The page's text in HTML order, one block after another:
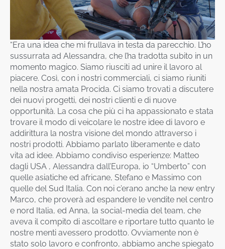
“Era una idea che mi frullava in testa da parecchio. L’ho
sussurrata ad Alessandra, che l’ha tradotta subito in un
momento magico. Siamo riusciti ad unire il lavoro al
piacere. Così, con i nostri commerciali, ci siamo riuniti
nella nostra amata Procida. Ci siamo trovati a discutere
dei nuovi progetti, dei nostri clienti e di nuove
opportunità. La cosa che più ci ha appassionato e stata
trovare il modo di veicolare le nostre idee di lavoro e
addirittura la nostra visione del mondo attraverso i
nostri prodotti. Abbiamo parlato liberamente e dato
vita ad idee. Abbiamo condiviso esperienze: Matteo
dagli USA , Alessandra dall’Europa, io “Umberto” con
quelle asiatiche ed africane, Stefano e Massimo con
quelle del Sud Italia. Con noi c’erano anche la new entry
Marco, che proverà ad espandere le vendite nel centro
e nord Italia, ed Anna, la social-media del team, che
aveva il compito di ascoltare e riportare tutto quanto le
nostre menti avessero prodotto. Ovviamente non è
stato solo lavoro e confronto, abbiamo anche spiegato